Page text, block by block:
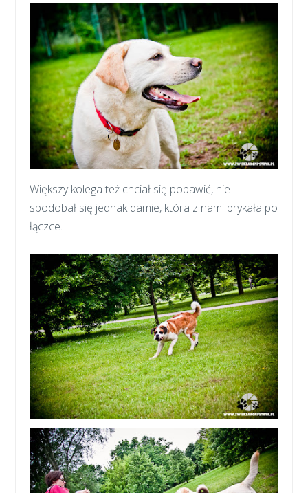
Większy kolega też chciał się pobawić, nie
spodobał się jednak damie, która z nami brykała po
łączce.